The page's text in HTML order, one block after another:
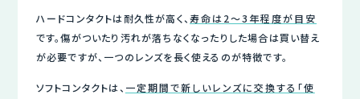
ハードコンタクトは耐久性が高く、 寿命は2〜3年程度が目安
です。傷がついたり汚れが落ちなくなったりした場合は買い替え
が必要ですが、一つのレンズを長く使えるのが特徴です。
ソフトコンタクトは、 一定期間で新しいレンズに交換する「使